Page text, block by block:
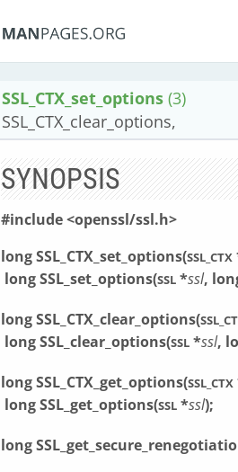
SSL_CTX_set_options (3)
SSL_CTX_clear_options,
SYNOPSIS
#include <openssl/ssl.h>
long SSL_CTX_set_options(SSL_CTX
long SSL_set_options(SSL *ssl,
long SSL_CTX_clear_options(
long SSL_clear_options(SSL *ssl,
long SSL_CTX_get_options(SSL_CTX
long SSL_get_options(SSL *ssl);
long